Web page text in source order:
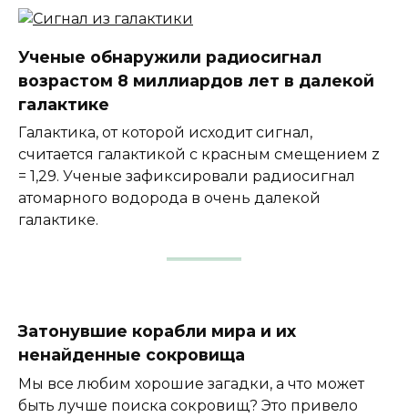
Ученые обнаружили радиосигнал
возрастом 8 миллиардов лет в далекой
галактике
Галактика, от которой исходит сигнал,
считается галактикой с красным смещением z
= 1,29. Ученые зафиксировали радиосигнал
атомарного водорода в очень далекой
галактике.
Затонувшие корабли мира и их
ненайденные сокровища
Мы все любим хорошие загадки, а что может
быть лучше поиска сокровищ? Это привело